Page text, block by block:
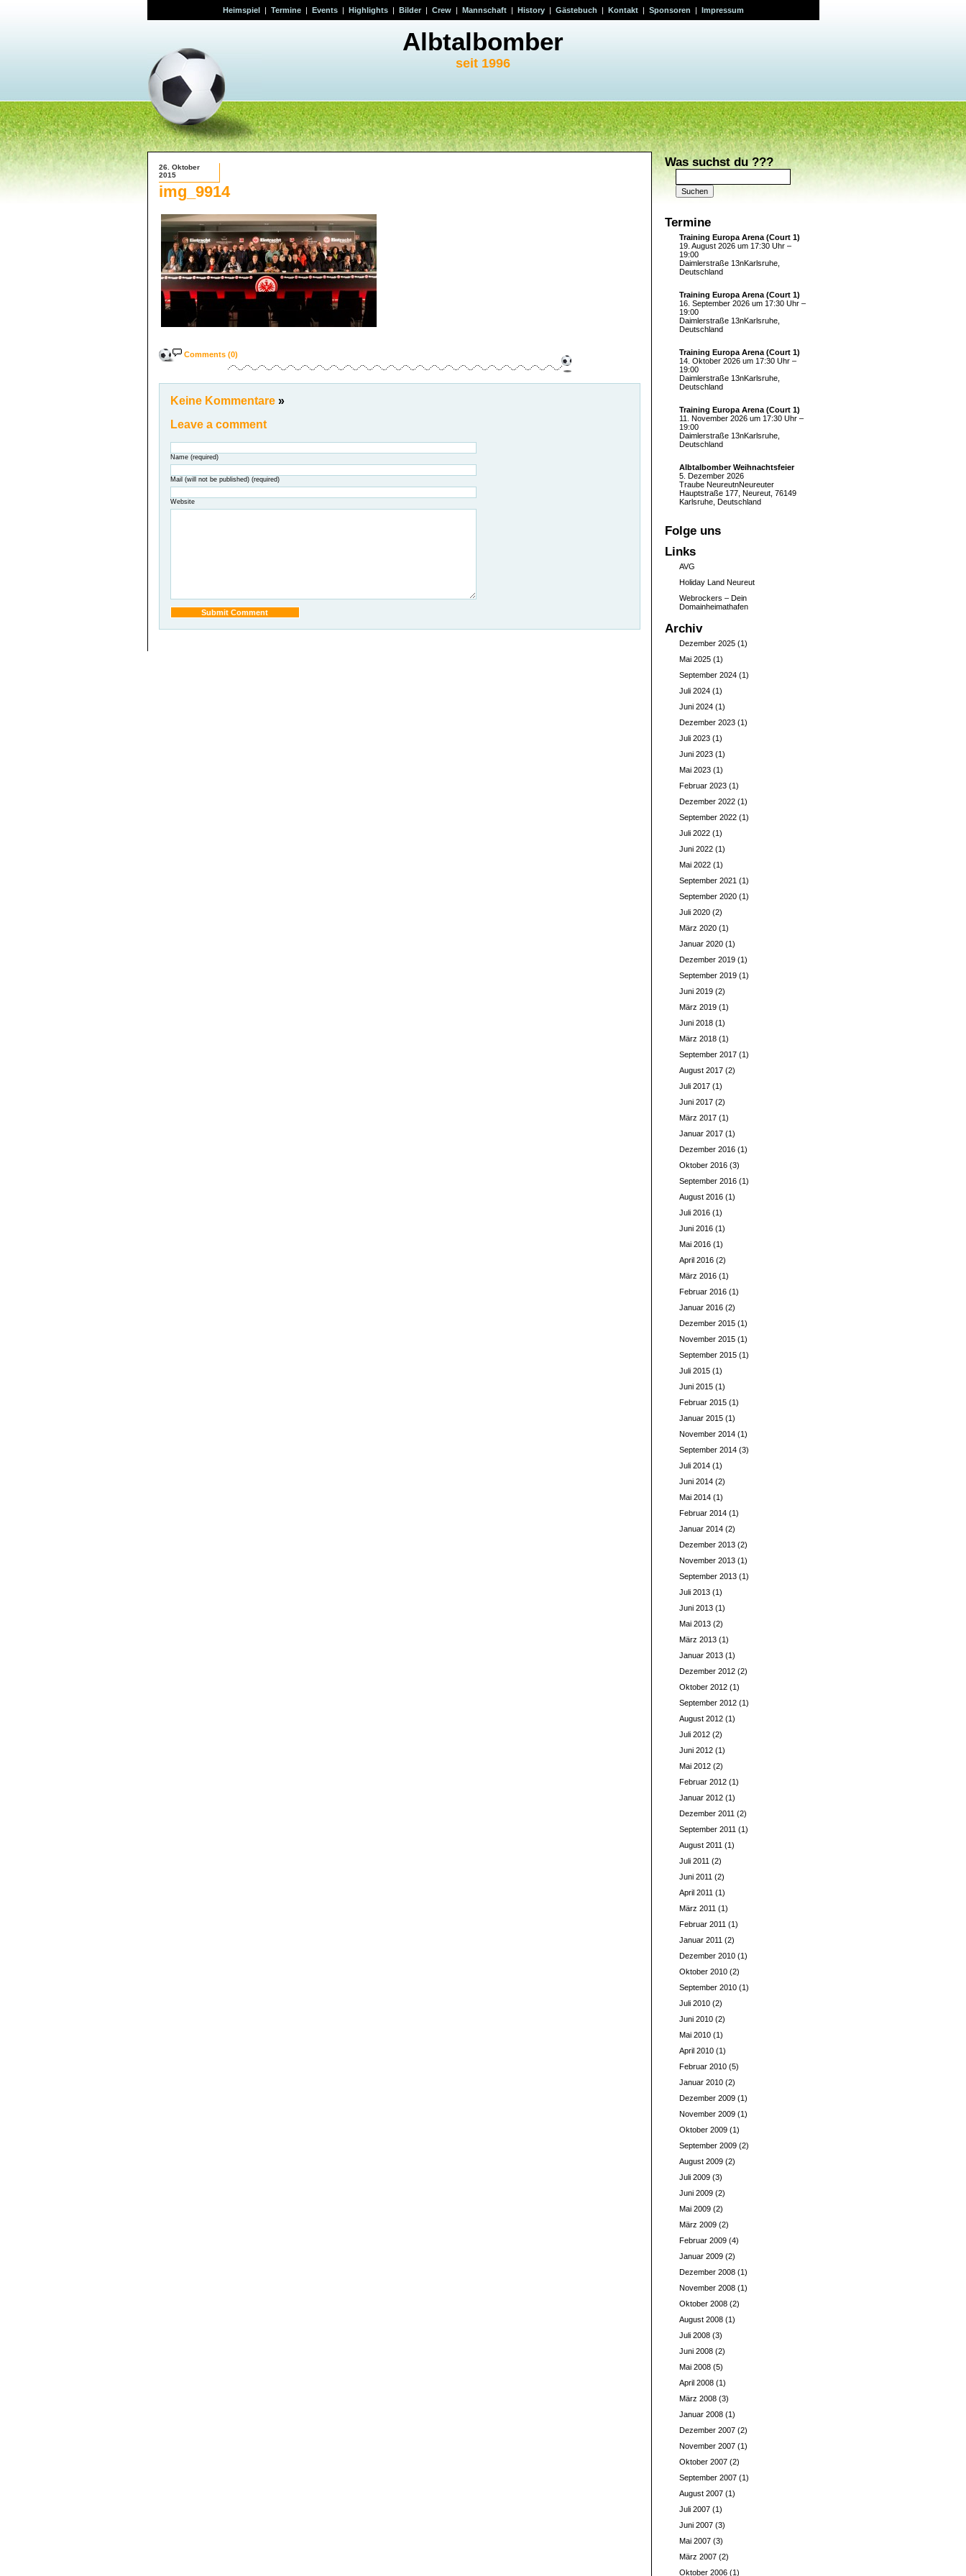
Heimspiel| Termine| Events| Highlights| Bilder| Crew| Mannschaft| History| Gästebuch | Kontakt| Sponsoren | Impressum
Albtalbomber
seit 1996
Was suchst du ???
Suchen
nach:
Termine
Training Europa Arena (Court 1)
19. August 2026 um 17:30 Uhr –
19:00
Daimlerstraße 13nKarlsruhe,
Deutschland
Training Europa Arena (Court 1)
16. September 2026 um 17:30 Uhr –
19:00
Daimlerstraße 13nKarlsruhe,
Deutschland
Training Europa Arena (Court 1)
14. Oktober 2026 um 17:30 Uhr –
19:00
Daimlerstraße 13nKarlsruhe,
Deutschland
Training Europa Arena (Court 1)
11. November 2026 um 17:30 Uhr –
19:00
Daimlerstraße 13nKarlsruhe,
Deutschland
Albtalbomber Weihnachtsfeier
5. Dezember 2026
Traube NeureutnNeureuter
Hauptstraße 177, Neureut, 76149
Karlsruhe, Deutschland
Folge uns
Links
AVG
Holiday Land Neureut
Webrockers – Dein
Domainheimathafen
Archiv
Dezember 2025(1)
Mai 2025(1)
September 2024(1)
Juli 2024(1)
Juni 2024(1)
Dezember 2023(1)
Juli 2023(1)
Juni 2023(1)
Mai 2023(1)
Februar 2023(1)
Dezember 2022(1)
September 2022(1)
Juli 2022(1)
Juni 2022(1)
Mai 2022(1)
September 2021 (1)
September 2020(1)
Juli 2020(2)
März 2020(1)
Januar 2020(1)
Dezember 2019(1)
September 2019(1)
Juni 2019(2)
März 2019(1)
Juni 2018(1)
März 2018(1)
September 2017(1)
August 2017(2)
Juli 2017(1)
Juni 2017(2)
März 2017(1)
Januar 2017(1)
Dezember 2016(1)
Oktober 2016(3)
September 2016(1)
August 2016(1)
Juli 2016(1)
Juni 2016(1)
Mai 2016(1)
April 2016(2)
März 2016(1)
Februar 2016(1)
Januar 2016(2)
Dezember 2015(1)
November 2015(1)
September 2015(1)
Juli 2015(1)
Juni 2015(1)
Februar 2015(1)
Januar 2015(1)
November 2014(1)
September 2014(3)
Juli 2014(1)
Juni 2014(2)
Mai 2014(1)
Februar 2014(1)
Januar 2014(2)
Dezember 2013(2)
November 2013(1)
September 2013(1)
Juli 2013(1)
Juni 2013(1)
Mai 2013(2)
März 2013(1)
Januar 2013(1)
Dezember 2012(2)
Oktober 2012(1)
September 2012(1)
August 2012(1)
Juli 2012(2)
Juni 2012(1)
Mai 2012(2)
Februar 2012(1)
Januar 2012(1)
Dezember 2011 (2)
September 2011 (1)
August 2011 (1)
Juli 2011 (2)
Juni 2011 (2)
April 2011 (1)
März 2011 (1)
Februar 2011 (1)
Januar 2011 (2)
Dezember 2010(1)
Oktober 2010(2)
September 2010(1)
Juli 2010(2)
Juni 2010(2)
Mai 2010(1)
April 2010(1)
Februar 2010(5)
Januar 2010(2)
Dezember 2009(1)
November 2009(1)
Oktober 2009(1)
September 2009(2)
August 2009(2)
Juli 2009(3)
Juni 2009(2)
Mai 2009(2)
März 2009(2)
Februar 2009(4)
Januar 2009(2)
Dezember 2008(1)
November 2008(1)
Oktober 2008(2)
August 2008(1)
Juli 2008(3)
Juni 2008(2)
Mai 2008(5)
April 2008(1)
März 2008(3)
Januar 2008(1)
Dezember 2007(2)
November 2007(1)
Oktober 2007(2)
September 2007(1)
August 2007(1)
Juli 2007(1)
Juni 2007(3)
Mai 2007(3)
März 2007(2)
Oktober 2006(1)
26. Oktober
2015
img_9914
Comments (0)
Keine Kommentare »
Leave a comment
Name (required)
Mail (will not be published) (required)
Website